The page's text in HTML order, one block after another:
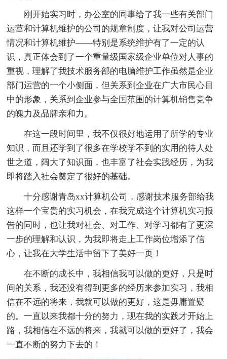
刚开始实习时，办公室的同事给了我一些有关部门
运营和计算机维护的公司的规章制度，让我对公司运营
情况和计算机维护——特别是系统维护有了一定的认
识，真正体会到了一个重量级国家级企业单位对人事的
重视，理解了我技术服务部的电脑维护工作虽然是企业
部门运营的一个小侧面，但关系到企业在广大市民心目
中的形象，关系到企业参与全国范围的计算机销售竞争
的魄力及品牌亲和力。
在这一段时间里，我不仅很好地运用了所学的专业
知识，而且还学到了很多在学校学不到的实用的待人处
世之道，阔大了知识面，也丰富了社会实践经历，为我
即将踏入社会奠定了很好的基础。
十分感谢青岛xx计算机公司，感谢技术服务部给我
这样一个宝贵的实习机会，在我完成这个计算机实习报
告的同时，也让我对社会、对工作、对学习都有了更深
一步的理解和认识，为我即将走上工作岗位增添了信
心，让我在大学生活中留下了美好一页！
在不断的成长中，我相信我可以做的更好，只是时
间的关系，我还没有得到更多的经历来参加实习，我相
信在不远的将来，我就可以做的更好，这是毋庸置疑
的。一直以来我都十分的努力，现在我的实践才开始上
路，我相信在不远的将来，我就可以做的更好了，我会
一直不断的努力下去的！